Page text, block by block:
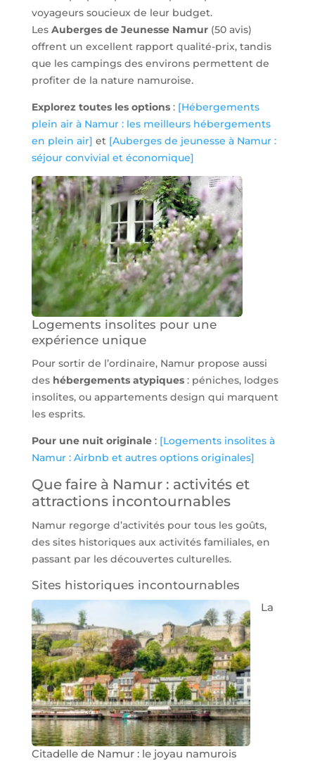
voyageurs soucieux de leur budget.
Les Auberges de Jeunesse Namur(50 avis)
offrent un excellent rapport qualité-prix, tandis
que les campings des environs permettent de
profiter de la nature namuroise.
Explorez toutes les options: [Hébergements
plein air à Namur : les meilleurs hébergements
en plein air] et [Auberges de jeunesse à Namur :
séjour convivial et économique]
Logements insolites pour une
expérience unique
Pour sortir de l’ordinaire, Namur propose aussi
des hébergements atypiques: péniches, lodges
insolites, ou appartements design qui marquent
les esprits.
Pour une nuit originale: [Logements insolites à
Namur : Airbnb et autres options originales]
Que faire à Namur : activités et
attractions incontournables
Namur regorge d’activités pour tous les goûts,
des sites historiques aux activités familiales, en
passant par les découvertes culturelles.
Sites historiques incontournables
La
Citadelle de Namur : le joyau namurois